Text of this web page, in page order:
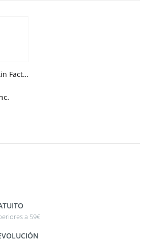
SEGLE Gel Crema Skin Factor Barrier
a 59€